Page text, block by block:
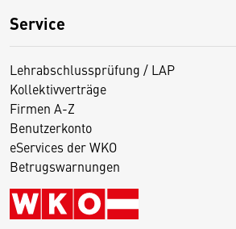
Service
Lehrabschlussprüfung / LAP
Kollektivverträge
Firmen A-Z
Benutzerkonto
eServices der WKO
Betrugswarnungen